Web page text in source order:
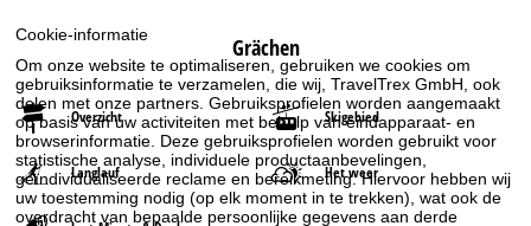
Cookie-informatie
Om onze website te optimaliseren, gebruiken we cookies om
gebruiksinformatie te verzamelen, die wij, TravelTrex GmbH, ook
delen met onze partners. Gebruiksprofielen worden aangemaakt
op basis van uw activiteiten met behulp van eindapparaat- en
browserinformatie. Deze gebruiksprofielen worden gebruikt voor
statistische analyse, individuele productaanbevelingen,
geïndividualiseerde reclame en bereikmeting. Hiervoor hebben wij
uw toestemming nodig (op elk moment in te trekken), wat ook de
overdracht van bepaalde persoonlijke gegevens aan derde
Grächen
Overzicht Skigebied
Langlauf Het weer